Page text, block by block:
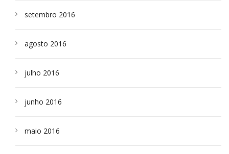
setembro 2016
agosto 2016
julho 2016
junho 2016
maio 2016